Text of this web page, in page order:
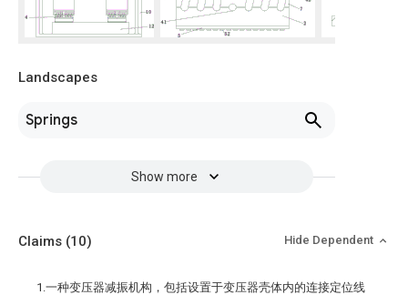
Landscapes
Springs
Show more
Claims (10) Hide Dependent
1.一种变压器减振机构，包括设置于变压器壳体内的连接定位线